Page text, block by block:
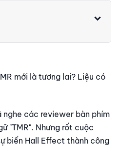
Biến TMR và Hall Effect
Độ Chính Xác Của Cảm
TMR Là Gì?
mới là tương lai? Liệu có
các reviewer bàn phím
"TMR". Nhưng rốt cuộc
biến Hall Effect thành công